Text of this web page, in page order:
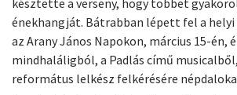
késztette a verseny, hogy többet
énekhangját. Bátrabban lépett fel a helyi
az Arany János Napokon, március 15-én,
mindhaláligból, a Padlás című
református lelkész felkérésére